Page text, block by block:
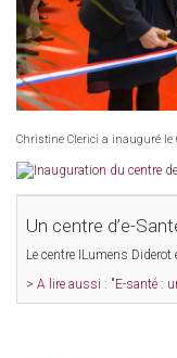
Christine Clerici a inauguré
Un centre d’e-
Le centre ILumens
> A lire aussi : "E-santé :